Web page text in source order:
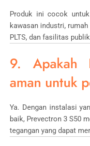
Produk ini cocok
kawasan industri,
PLTS, dan fasilitas
9. Apakah
aman untuk
Ya. Dengan instalasi
baik, Prevectron 3 S50
tegangan yang dapat